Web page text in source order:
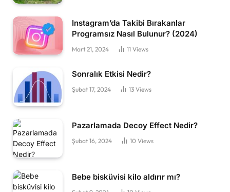
Instagram’da Takibi Bırakanlar
Programsız Nasıl Bulunur? (2024)
Mart 21, 2024 11 Views
Sonralık Etkisi Nedir?
Şubat 17, 2024 13 Views
Pazarlamada Decoy Effect Nedir?
Şubat 16, 2024 10 Views
Bebe bisküvisi kilo aldırır mı?